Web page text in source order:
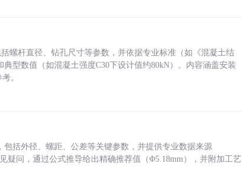
螺杆直径、钻孔尺寸等参数，并依据专业标准（如《混凝土结
型数值（如混凝土强度C30下设计值约80kN）。内容涵盖安装
。
括外径、螺距、公差等关键参数，并提供专业数据来源
疑问，通过公式推导给出精确推荐值（Φ5.18mm），并附加工艺